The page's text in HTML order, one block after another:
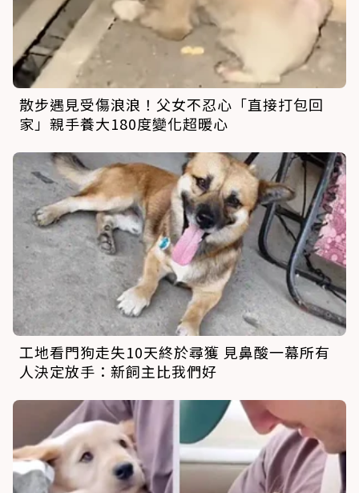
散步遇見受傷浪浪！父女不忍心「直接打包回
家」親手養大180度變化超暖心
工地看門狗走失10天終於尋獲 見鼻酸一幕所有
人決定放手：新飼主比我們好